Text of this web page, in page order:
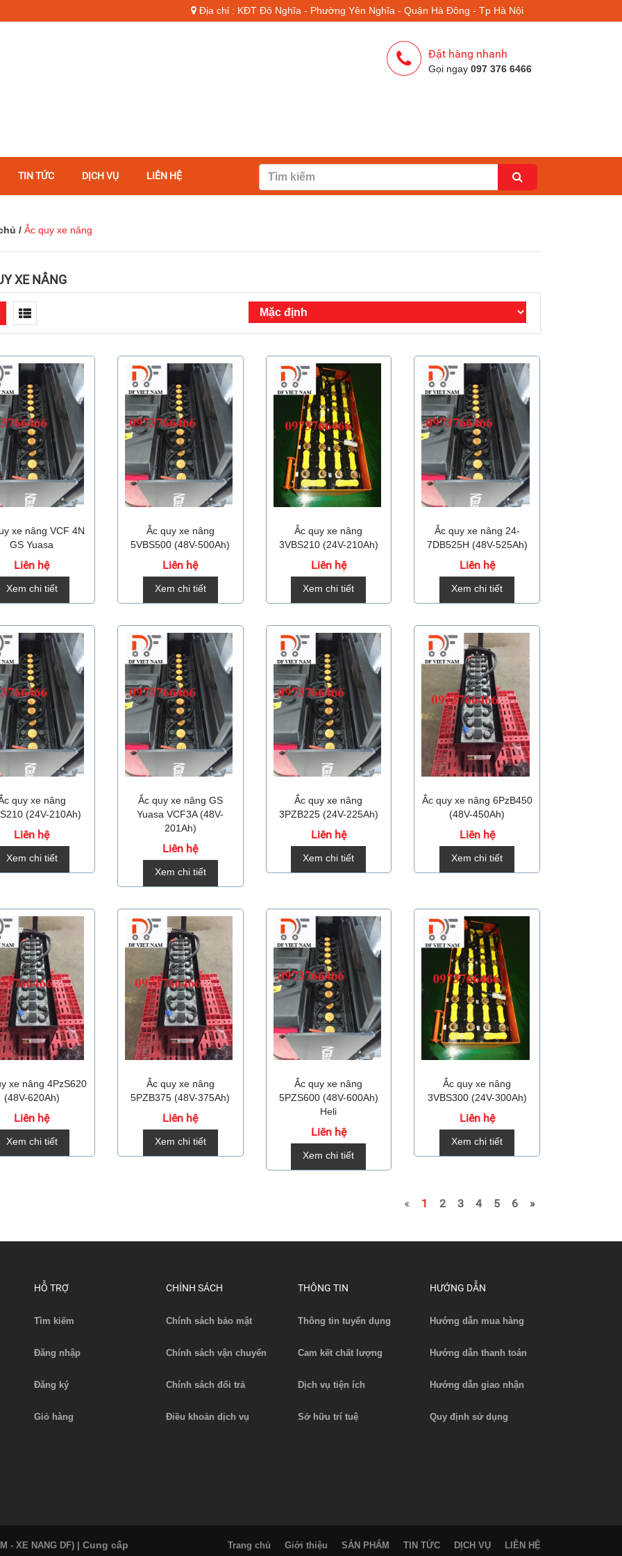
Địa chỉ : KĐT Đô Nghĩa - Phường Yên Nghĩa - Quận Hà Đông - Tp Hà Nội
Đặt hàng nhanh
Gọi ngay 097 376 6466
TIN TỨC DỊCH VỤ LIÊN HỆ
/ Ắc quy xe nâng
XE NÂNG
xe nâng VCF 4N
GS Yuasa
Liên hệ
Xem chi tiết
Ắc quy xe nâng
5VBS500 (48V-500Ah)
Liên hệ
Xem chi tiết
Ắc quy xe nâng
3VBS210 (24V-210Ah)
Liên hệ
Xem chi tiết
Ắc quy xe nâng 24-
7DB525H (48V-525Ah)
Liên hệ
Xem chi tiết
quy xe nâng
(24V-210Ah)
Liên hệ
Xem chi tiết
Ắc quy xe nâng GS
Yuasa VCF3A (48V-
201Ah)
Liên hệ
Xem chi tiết
Ắc quy xe nâng
3PZB225 (24V-225Ah)
Liên hệ
Xem chi tiết
Ắc quy xe nâng 6PzB450
(48V-450Ah)
Liên hệ
Xem chi tiết
xe nâng 4PzS620
(48V-620Ah)
Liên hệ
Xem chi tiết
Ắc quy xe nâng
5PZB375 (48V-375Ah)
Liên hệ
Xem chi tiết
Ắc quy xe nâng
5PZS600 (48V-600Ah)
Heli
Liên hệ
Xem chi tiết
Ắc quy xe nâng
3VBS300 (24V-300Ah)
Liên hệ
Xem chi tiết
« 1 2 3 4 5 6 »
HỖ TRỢ
Tìm kiếm
Đăng nhập
Đăng ký
Giỏ hàng
CHÍNH SÁCH
Chính sách bảo mật
Chính sách vận chuyển
Chính sách đổi trả
Điều khoản dịch vụ
THÔNG TIN
Thông tin tuyển dụng
Cam kết chất lượng
Dịch vụ tiện ích
Sở hữu trí tuệ
HƯỚNG DẪN
Hướng dẫn mua hàng
Hướng dẫn thanh toán
Hướng dẫn giao nhận
Quy định sử dụng
- XE NANG DF) Cung cấp Trang chủ Giới thiệu SẢN PHẨM TIN TỨC DỊCH VỤ LIÊN HỆ